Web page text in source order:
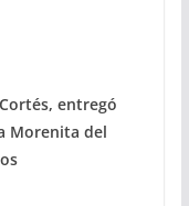
entregó
Morenita del